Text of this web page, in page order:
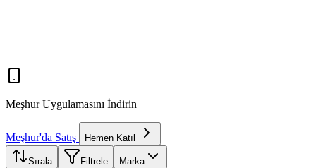
Meşhur Uygulamasını İndirin
Meşhur'da Satış Hemen Katıl
Sırala Filtrele Marka